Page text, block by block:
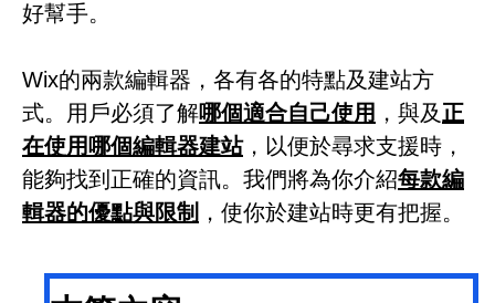
好幫手。
Wix的兩款編輯器，各有各的特點及建站方
式。用戶必須了解哪個適合自己使用 ，與及 正
在使用哪個編輯器建站，以便於尋求支援時，
能夠找到正確的資訊。我們將為你介紹每款編
輯器的優點與限制 ，使你於建站時更有把握。